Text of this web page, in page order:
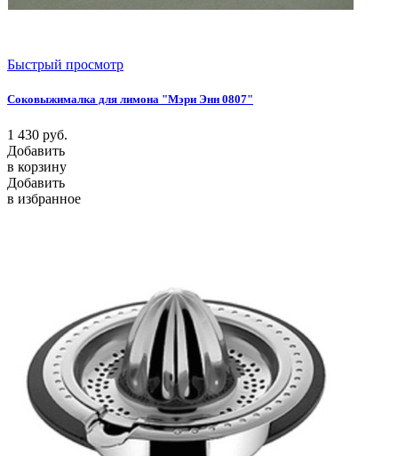
Быстрый просмотр
Соковыжималка для лимона "Мэри Энн 0807"
1 430 руб.
Добавить
в корзину
Добавить
в избранное